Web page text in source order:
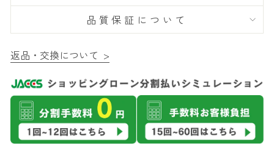
品質保証について
返品・交換について >